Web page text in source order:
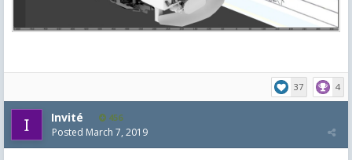
37 4
Invité 456
Posted March 7, 2019